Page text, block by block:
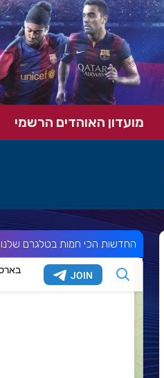
מועדון האוהדים הרשמי
החדשות הכי חמות בטלגרם שלנו